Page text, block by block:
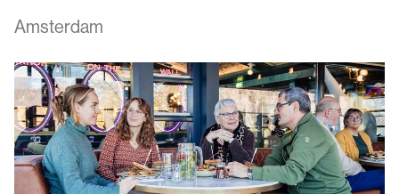
Amsterdam